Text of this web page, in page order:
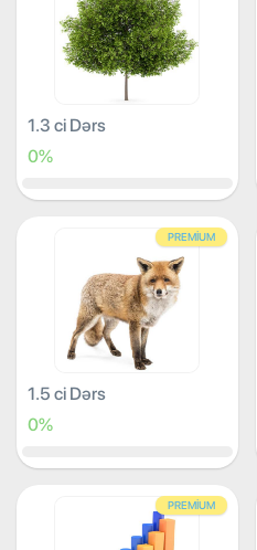
1.3 ci Dərs
0%
PREMIUM
1.5 ci Dərs
0%
PREMIUM